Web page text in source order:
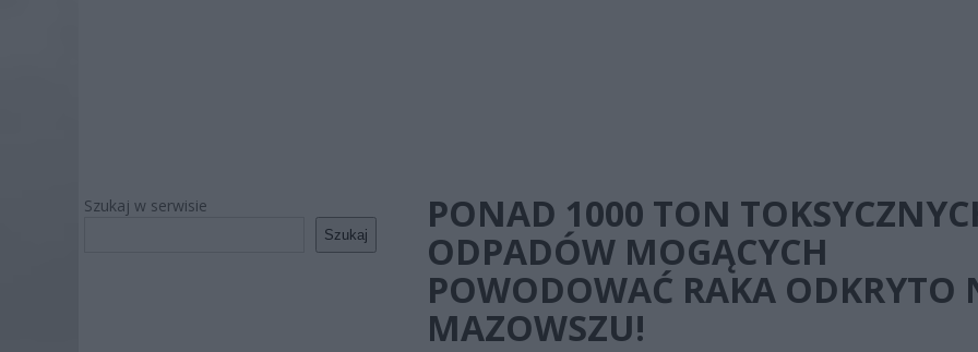
Szukaj w serwisie
Szukaj
PONAD 1000 TON
ODPADÓW MOGĄCYCH
POWODOWAĆ RAKA ODKRYTO
MAZOWSZU!